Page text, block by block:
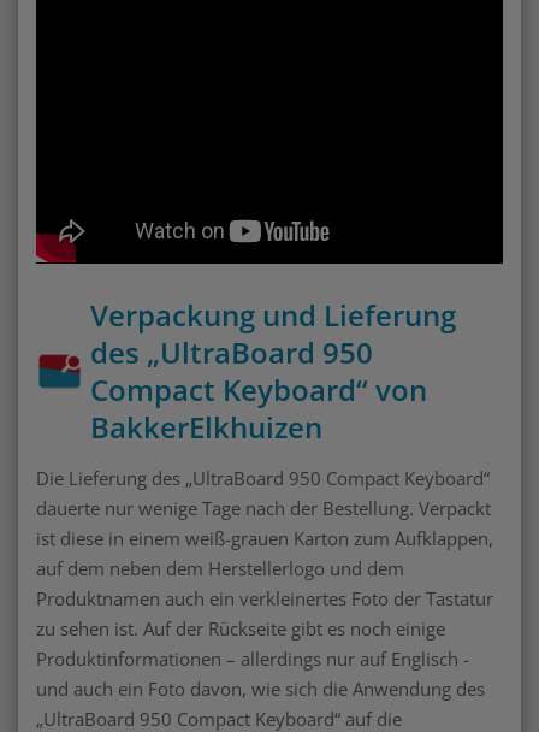
Verpackung und Lieferung
des „UltraBoard 950
Compact Keyboard“ von
BakkerElkhuizen
Die Lieferung des „UltraBoard 950 Compact Keyboard“
dauerte nur wenige Tage nach der Bestellung. Verpackt
ist diese in einem weiß-grauen Karton zum Aufklappen,
auf dem neben dem Herstellerlogo und dem
Produktnamen auch ein verkleinertes Foto der Tastatur
zu sehen ist. Auf der Rückseite gibt es noch einige
Produktinformationen – allerdings nur auf Englisch -
und auch ein Foto davon, wie sich die Anwendung des
„UltraBoard 950 Compact Keyboard“ auf die